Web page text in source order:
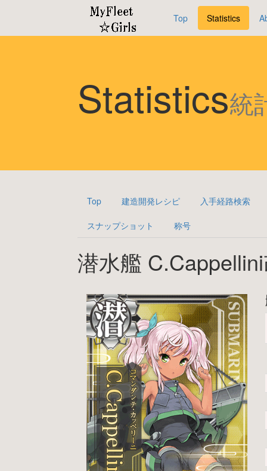
Top Statistics
Statistics統
Top 建造開発レシピ 入手経路検索
スナップショット 称号
潜水艦